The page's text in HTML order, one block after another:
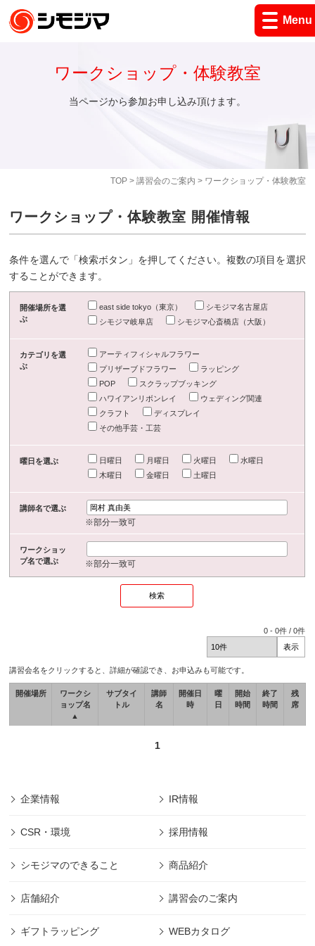
Menu
TOP> 講習会のご案内 > ワークショップ・体験教室
ワークショップ・体験教室
当ページから参加お申し込み頂けます。
ワークショップ・体験教室 開催情報
条件を選んで「検索ボタン」を押してください。複数の項目を選択
することができます。
開催場所を選
ぶ
east side tokyo（東京）
シモジマ名古屋店
シモジマ岐阜店
シモジマ心斎橋店（大阪）
カテゴリを選
ぶ
アーティフィシャルフラワー
プリザーブドフラワー
ラッピング
POP
スクラップブッキング
ハワイアンリボンレイ
ウェディング関連
クラフト
ディスプレイ
その他手芸・工芸
曜日を選ぶ 日曜日 月曜日 火曜日
水曜日
木曜日
金曜日 土曜日
講師名で選ぶ
※部分一致可
ワークショッ
プ名で選ぶ
※部分一致可
0 -0件 /0件
講習会名をクリックすると、詳細が確認でき、お申込みも可能です。
開催場所
ワークシ
ョップ名
▲
サブタイ
トル
講師
名
開催日
時
曜
日
開始
時間
終了
時間
残
席
1
企業情報 IR情報
CSR・環境 採用情報
シモジマのできること 商品紹介
店舗紹介 講習会のご案内
ギフトラッピング WEBカタログ